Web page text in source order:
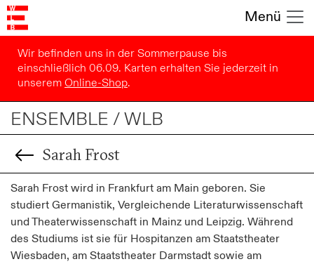
Menü
Wir befinden uns in der Sommerpause bis
einschließlich 06.09. Karten erhalten Sie jederzeit in
unseremOnline-Shop.
ENSEMBLE / WLB
Sarah Frost
Sarah Frost wird in Frankfurt am Main geboren. Sie
studiert Germanistik, Vergleichende Literaturwissenschaft
und Theaterwissenschaft in Mainz und Leipzig. Während
des Studiums ist sie für Hospitanzen am Staatstheater
Wiesbaden, am Staatstheater Darmstadt sowie am